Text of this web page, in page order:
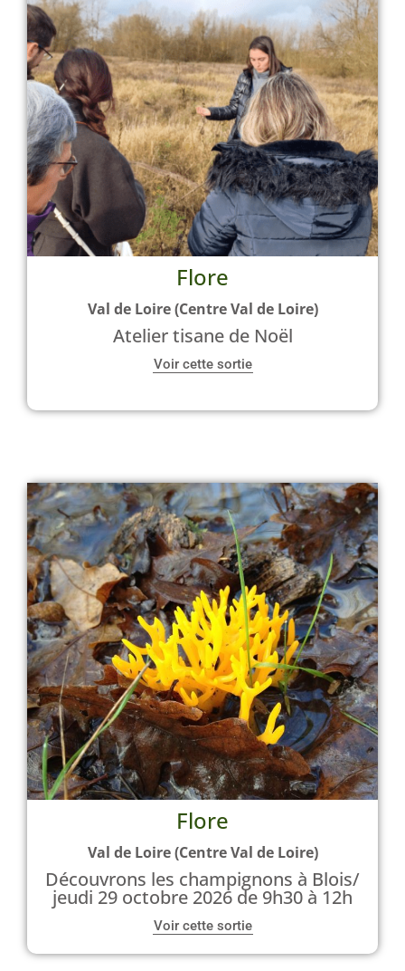
Flore
Val de Loire (Centre Val de Loire)
Atelier tisane de Noël
Voir cette sortie
Flore
Val de Loire (Centre Val de Loire)
Découvrons les champignons à Blois/
jeudi 29 octobre 2026 de 9h30 à 12h
Voir cette sortie